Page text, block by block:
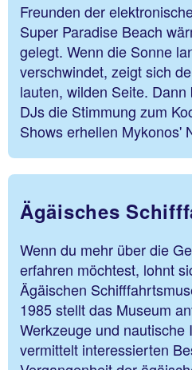
Freunden der
Super Paradise Beach
gelegt. Wenn die Sonne
verschwindet, zeigt sich
lauten, wilden Seite.
DJs die Stimmung zum
Shows erhellen Mykonos'
Ägäisches
Wenn du mehr über die
erfahren möchtest, lohnt
Ägäischen
1985 stellt das Museum
Werkzeuge und nautische
vermittelt interessierten